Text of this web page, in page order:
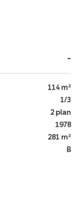
-
114 m²
1/3
2 plan
1978
281 m²
B